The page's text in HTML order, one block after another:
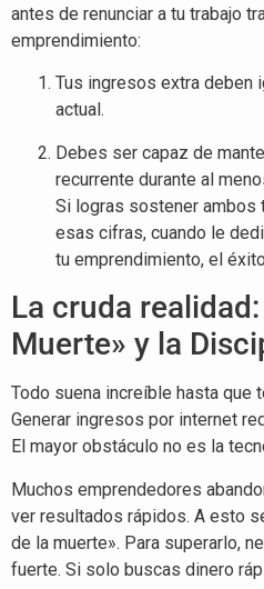
antes de renunciar a tu trabajo
emprendimiento:
Tus ingresos extra deben
actual.
Debes ser capaz de
recurrente durante al
Si logras sostener ambos
esas cifras, cuando le
tu emprendimiento, el
La cruda
Muerte» y la
Todo suena increíble hasta que
Generar ingresos por internet
El mayor obstáculo no es la
Muchos emprendedores
ver resultados rápidos. A esto
de la muerte». Para superarlo,
fuerte. Si solo buscas dinero